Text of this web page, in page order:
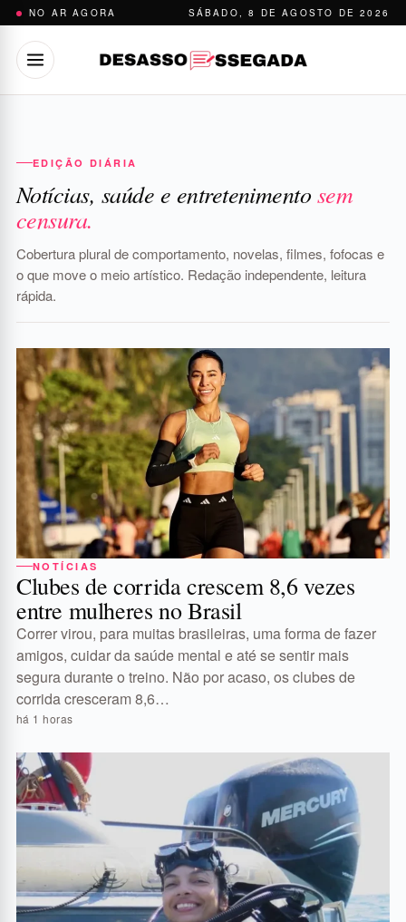
Pular
conteúdo
NO AR AGORA SÁBADO, 8 DE AGOSTO DE 2026
EDIÇÃO DIÁRIA
Notícias, saúde e entretenimentosem
censura.
Cobertura plural de comportamento, novelas, filmes, fofocas e
o que move o meio artístico. Redação independente, leitura
rápida.
NOTÍCIAS
Clubes de corrida crescem 8,6 vezes
entre mulheres no Brasil
Correr virou, para muitas brasileiras, uma forma de fazer
amigos, cuidar da saúde mental e até se sentir mais
segura durante o treino. Não por acaso, os clubes de
corrida cresceram 8,6…
há 1 horas